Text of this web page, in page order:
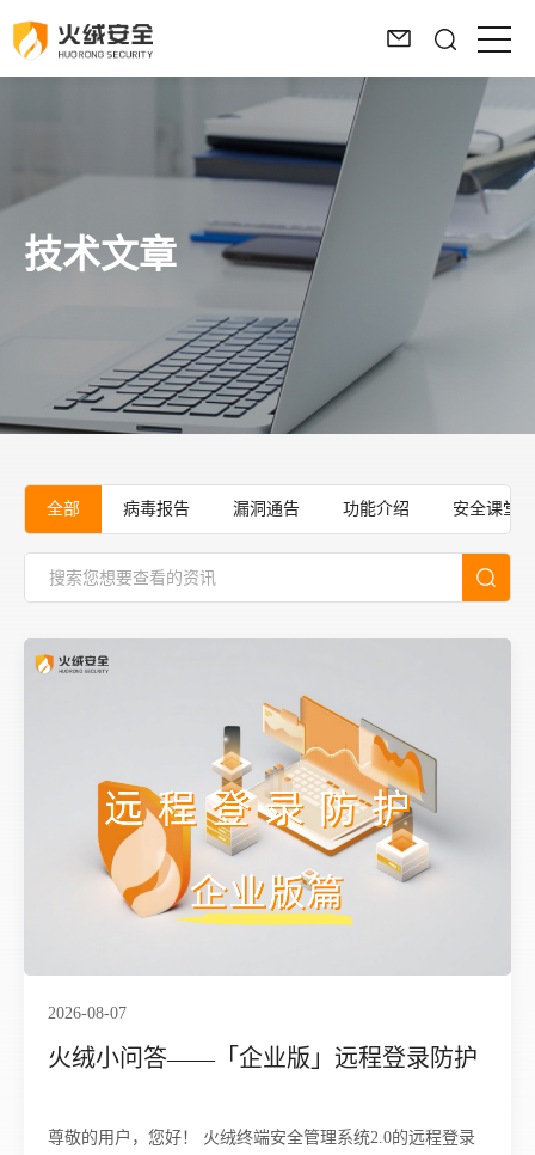
技术文章
全部 病毒报告 漏洞通告 功能介绍 安全课堂
2026-08-07
火绒小问答——「企业版」远程登录防护
尊敬的用户，您好！ 火绒终端安全管理系统2.0的远程登录